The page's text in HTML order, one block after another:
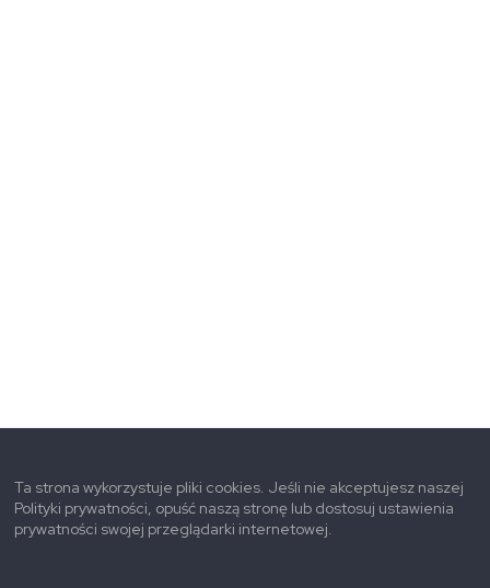
Ta strona wykorzystuje pliki cookies. Jeśli nie akceptujesz naszej
Polityki prywatności, opuść naszą stronę lub dostosuj ustawienia
prywatności swojej przeglądarki internetowej.